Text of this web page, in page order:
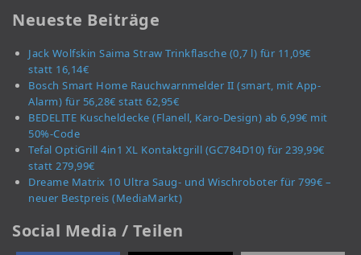
Neueste Beiträge
Jack Wolfskin Saima Straw Trinkflasche (0,7 l) für 11,09€
statt 16,14€
Bosch Smart Home Rauchwarnmelder II (smart, mit App-
Alarm) für 56,28€ statt 62,95€
BEDELITE Kuscheldecke (Flanell, Karo-Design) ab 6,99€ mit
50%-Code
Tefal OptiGrill 4in1 XL Kontaktgrill (GC784D10) für 239,99€
statt 279,99€
Dreame Matrix 10 Ultra Saug- und Wischroboter für 799€ –
neuer Bestpreis (MediaMarkt)
Social Media / Teilen